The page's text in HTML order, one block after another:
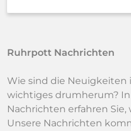
Ruhrpott Nachrichten
Wie sind die
wichtiges drumherum?
Nachrichten erfahren
Unsere Nachrichten